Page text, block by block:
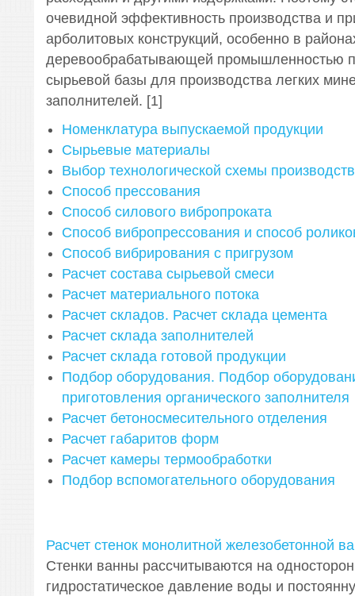
очевидной эффективность производства и
арболитовых конструкций, особенно в
деревообрабатывающей промышленностью
сырьевой базы для производства легких
заполнителей. [1]
Номенклатура выпускаемой продукции
Сырьевые материалы
Выбор технологической схемы
Способ прессования
Способ силового вибропроката
Способ вибропрессования и способ
Способ вибрирования с пригрузом
Расчет состава сырьевой смеси
Расчет материального потока
Расчет складов. Расчет склада цемента
Расчет склада заполнителей
Расчет склада готовой продукции
Подбор оборудования. Подбор
приготовления органического заполнителя
Расчет бетоносмесительного отделения
Расчет габаритов форм
Расчет камеры термообработки
Подбор вспомогательного оборудования
Расчет стенок монолитной железобетонной
Стенки ванны рассчитываются на
гидростатическое давление воды и